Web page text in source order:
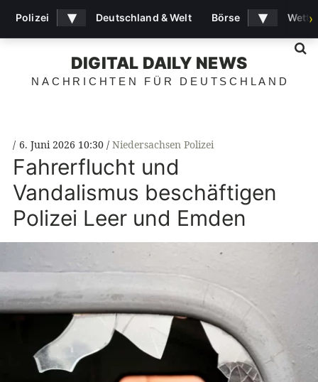
DIGITAL DAILY NEWS
NACHRICHTEN FÜR DEUTSCHLAND
6. Juni 2026 10:30 Niedersachsen Polizei
Fahrerflucht und
Vandalismus beschäftigen
Polizei Leer und Emden
Polizei ▾ Deutschland & Welt Börse ▾ ›